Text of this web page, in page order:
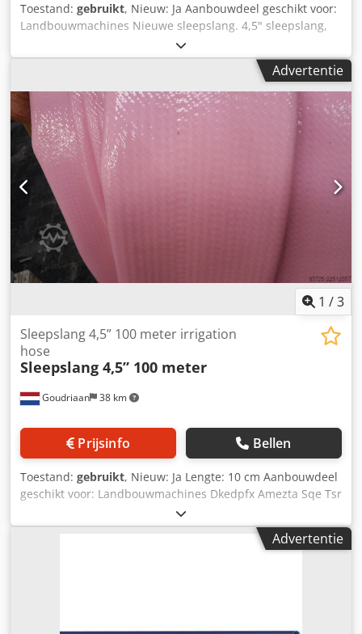
Toestand: gebruikt, Nieuw: Ja Aanbouwdeel geschikt voor:
Landbouwmachines Nieuwe sleepslang. 4,5" sleepslang,
de slang is gemaakt van polyurethaan met een wapening
van polyester/textiel. Het gebruik van deze materialen
zorgt voor een hoge slijtvastheid en een hoge trekvastheid.
Wanddikte 4 mm, deze wanddikte zorgt voor een langere
levensduur. Slanglengte 100, 200 of 300 meter. Dsdpfx
Amozta Sws Tjkr Deze slang is standaard ook leverbaar in
4" en 5". Alle slangen zijn leverbaar met koppelingen naar
wens. Bijvoorbeeld storz met drie delige knelring! Deze
slang is speciaal voor de intensieve gebruikers tijdens het
sleepslangbemesten op gras- en bouwland. Bij intensief
gebruik zorgt de dikkere wand voor een langere
levensduur. Staat: Nieuw
Advertentie
1 /3
Goudriaan 38 km
Sleepslang 4,5” 100 meter irrigation
hose
Sleepslang 4,5” 100 meter
Prijsinfo Bellen
Toestand: gebruikt, Nieuw: Ja Lengte: 10 cm Aanbouwdeel
geschikt voor: Landbouwmachines Dkedpfx Amezta Sqe Tsr
Nieuwe sleepslang. 4,5" sleepslang, de slang is gemaakt
van polyurethaan met een wapening van polyester/textiel.
Het gebruik van deze materialen zorgt voor een hoge
leverbaar met koppelingen naar wens. Bijvoorbeeld storz
Advertentie